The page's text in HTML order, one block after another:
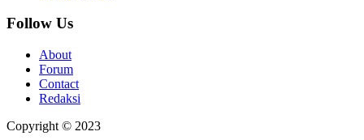
Follow Us
About
Forum
Contact
Redaksi
Copyright © 2023